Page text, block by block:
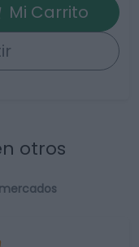
Mi Carrito
otros